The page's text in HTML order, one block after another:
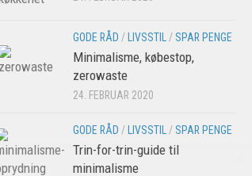
GODE RÅD / LIVSSTIL / SPAR PENGE
Minimalisme, købestop,
zerowaste
24. FEBRUAR 2020
GODE RÅD / LIVSSTIL / SPAR PENGE
Trin-for-trin-guide til
minimalisme